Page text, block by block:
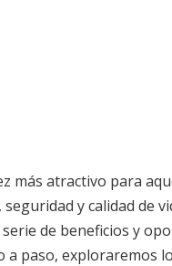
más atractivo para
y calidad de
de beneficios y
a paso, exploraremos